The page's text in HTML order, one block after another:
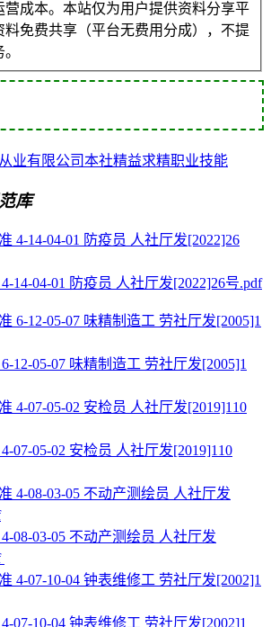
营成本。本站仅为用户提供资料分享平
料免费共享（平台无费用分成），不提
从业有限公司本社精益求精职业技能
库
14-04-01 防疫员 人社厅发[2022]26号.pdf
12-05-07 味精制造工 劳社厅发[2005]1
07-05-02 安检员 人社厅发[2019]110
08-03-05 不动产测绘员 人社厅发
07-10-04 钟表维修工 劳社厅发[2002]1